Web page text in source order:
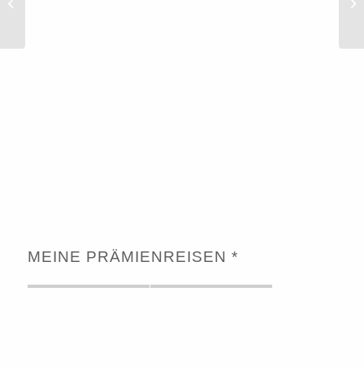
MEINE PRÄMIENREISEN *